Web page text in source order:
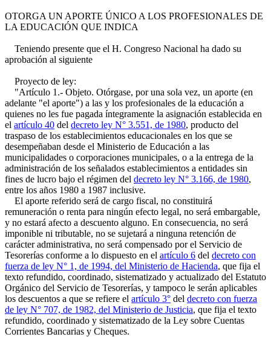
OTORGA UN APORTE ÚNICO A LOS PROFESIONALES DE
LA EDUCACIÓN QUE INDICA
Teniendo presente que el H. Congreso Nacional ha dado su
aprobación al siguiente
Proyecto de ley:
"Artículo 1.- Objeto. Otórgase, por una sola vez, un aporte (en
adelante "el aporte") a las y los profesionales de la educación a
quienes no les fue pagada íntegramente la asignación establecida en
el artículo 40 del decreto ley N° 3.551, de 1980, producto del
traspaso de los establecimientos educacionales en los que se
desempeñaban desde el Ministerio de Educación a las
municipalidades o corporaciones municipales, o a la entrega de la
administración de los señalados establecimientos a entidades sin
fines de lucro bajo el régimen del decreto ley N° 3.166, de 1980,
entre los años 1980 a 1987 inclusive.
El aporte referido será de cargo fiscal, no constituirá
remuneración o renta para ningún efecto legal, no será embargable,
y no estará afecto a descuento alguno. En consecuencia, no será
imponible ni tributable, no se sujetará a ninguna retención de
carácter administrativa, no será compensado por el Servicio de
Tesorerías conforme a lo dispuesto en el artículo 6 del decreto con
fuerza de ley N° 1, de 1994, del Ministerio de Hacienda, que fija el
texto refundido, coordinado, sistematizado y actualizado del Estatuto
Orgánico del Servicio de Tesorerías, y tampoco le serán aplicables
los descuentos a que se refiere el artículo 3° del decreto con fuerza
de ley N° 707, de 1982, del Ministerio de Justicia, que fija el texto
refundido, coordinado y sistematizado de la Ley sobre Cuentas
Corrientes Bancarias y Cheques.